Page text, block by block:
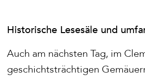
Historische Lesesäle und
Auch am nächsten Tag, im
geschichtsträchtigen